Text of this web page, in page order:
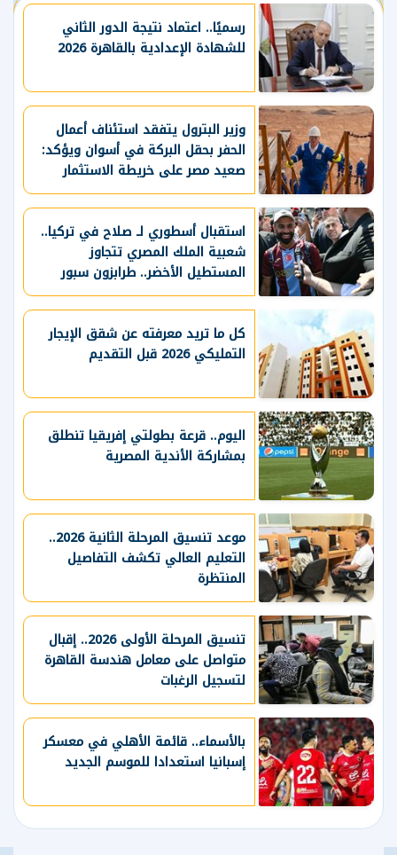
رسميًا.. اعتماد نتيجة الدور الثاني
للشهادة الإعدادية بالقاهرة 2026
وزير البترول يتفقد استئناف أعمال
الحفر بحقل البركة في أسوان ويؤكد:
صعيد مصر على خريطة الاستثمار
البترولي
استقبال أسطوري لـ صلاح في تركيا..
شعبية الملك المصري تتجاوز
المستطيل الأخضر.. طرابزون سبور
يسعي لاستعادة لقب الدوري التركي
وتعزيز حظوظه في المنافسات
الأوروبية
كل ما تريد معرفته عن شقق الإيجار
التمليكي 2026 قبل التقديم
اليوم.. قرعة بطولتي إفريقيا تنطلق
بمشاركة الأندية المصرية
موعد تنسيق المرحلة الثانية 2026..
التعليم العالي تكشف التفاصيل
المنتظرة
تنسيق المرحلة الأولى 2026.. إقبال
متواصل على معامل هندسة القاهرة
لتسجيل الرغبات
بالأسماء.. قائمة الأهلي في معسكر
إسبانيا استعدادا للموسم الجديد